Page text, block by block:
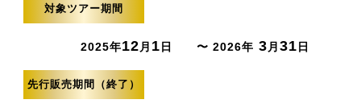
対象ツアー期間
2025年12 月 1 日 〜 2026年 3 月 31 日
先行販売期間（終了）